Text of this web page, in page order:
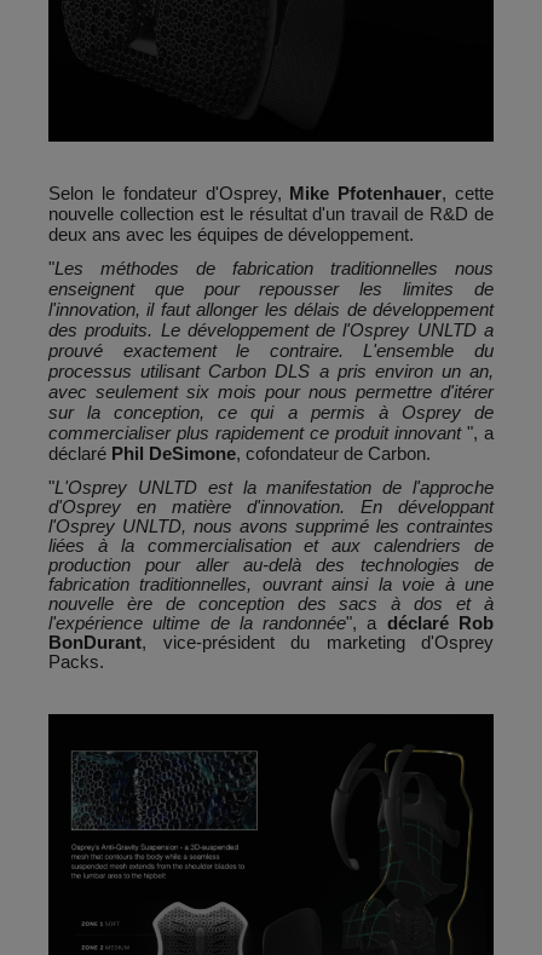
Selon le fondateur d'Osprey, Mike Pfotenhauer, cette
nouvelle collection est le résultat d'un travail de R&D de
deux ans avec les équipes de développement.
"Les méthodes de fabrication traditionnelles nous
enseignent que pour repousser les limites de
l'innovation, il faut allonger les délais de développement
des produits. Le développement de l'Osprey UNLTD a
prouvé exactement le contraire. L'ensemble du
processus utilisant Carbon DLS a pris environ un an,
avec seulement six mois pour nous permettre d'itérer
sur la conception, ce qui a permis à Osprey de
commercialiser plus rapidement ce produit innovant", a
déclaré Phil DeSimone, cofondateur de Carbon.
"L'Osprey UNLTD est la manifestation de l'approche
d'Osprey en matière d'innovation. En développant
l'Osprey UNLTD, nous avons supprimé les contraintes
liées à la commercialisation et aux calendriers de
production pour aller au-delà des technologies de
fabrication traditionnelles, ouvrant ainsi la voie à une
nouvelle ère de conception des sacs à dos et à
l'expérience ultime de la randonnée", a déclaré Rob
BonDurant, vice-président du marketing d'Osprey
Packs.